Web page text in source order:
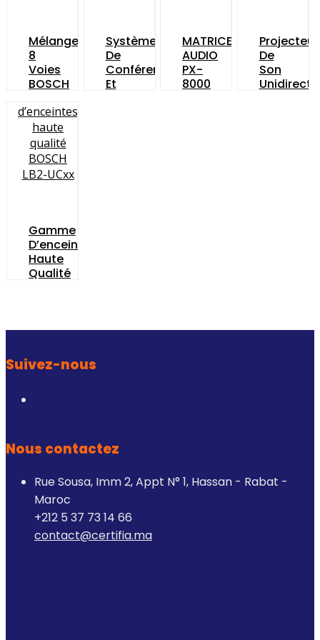
Mélangeur
8
Voies
BOSCH
8M8
Système
De
Conférences
Et
MATRICE
AUDIO
PX-
8000
Projecteur
De
Son
Gamme
D’enceintes
Haute
Qualité
Suivez-nous
Nous contactez
Rue Sousa, Imm 2, Appt N° 1, Hassan - Rabat -
Maroc
+212 5 37 73 14 66
contact@certifia.ma